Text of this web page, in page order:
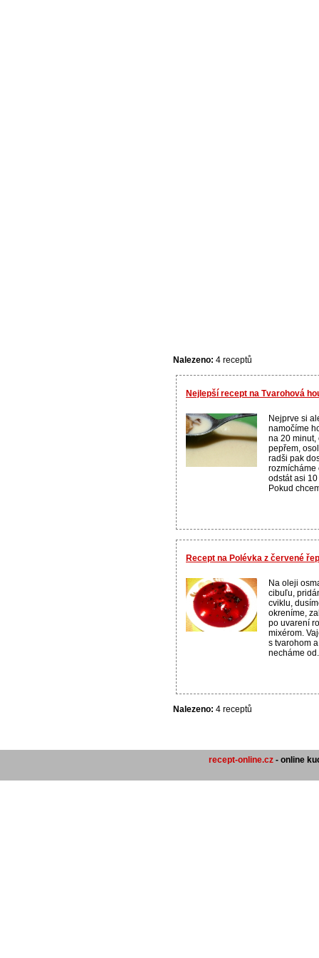
Nalezeno: 4 receptů
Nejlepší recept na Tvarohová
Nejprve si
namočíme
na 20 minut,
pepřem,
radši pak
rozmícháme
odstát asi
Pokud
Recept na Polévka z červené
Na oleji
cibuľu,
cviklu,
okreníme,
po uvarení
mixérom.
s tvarohom
necháme
Nalezeno: 4 receptů
recept-online.cz - online